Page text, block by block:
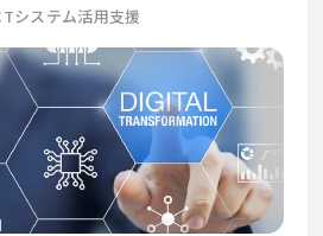
システム活用支援